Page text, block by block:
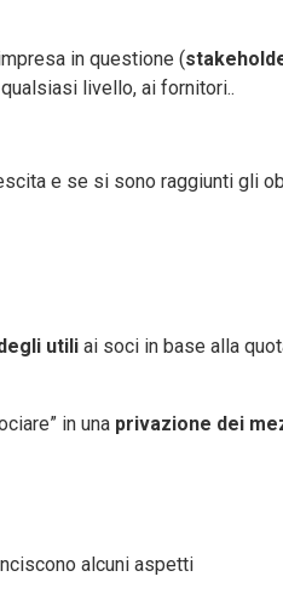
in questione (
livello, ai fornitori..
e se si sono raggiunti gli
utili ai soci in base alla
in una privazione dei
alcuni aspetti